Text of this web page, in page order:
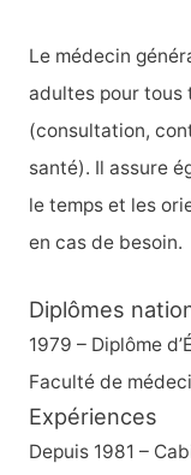
h
e
r
:
Le médecin
adultes pour tous
(consultation,
santé). Il assure
le temps et les
en cas de besoin.
Diplômes
1979 – Diplôme
Faculté de
Expériences
Depuis 1981 –